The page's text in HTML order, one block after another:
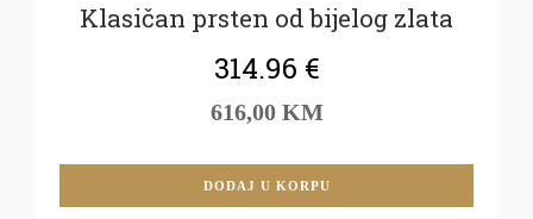
Klasičan prsten od bijelog zlata
314.96 €
616,00 KM
DODAJ U KORPU